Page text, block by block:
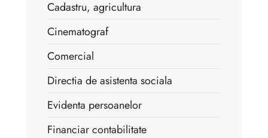
Cadastru, agricultura
Cinematograf
Comercial
Directia de asistenta sociala
Evidenta persoanelor
Financiar contabilitate